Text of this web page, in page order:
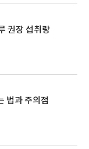
권장 섭취량
법과 주의점